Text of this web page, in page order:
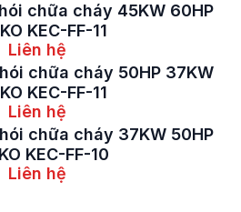
chữa cháy 45KW 60HP
KEC-FF-11
Liên hệ
chữa cháy 50HP 37KW
KEC-FF-11
Liên hệ
chữa cháy 37KW 50HP
KEC-FF-10
Liên hệ